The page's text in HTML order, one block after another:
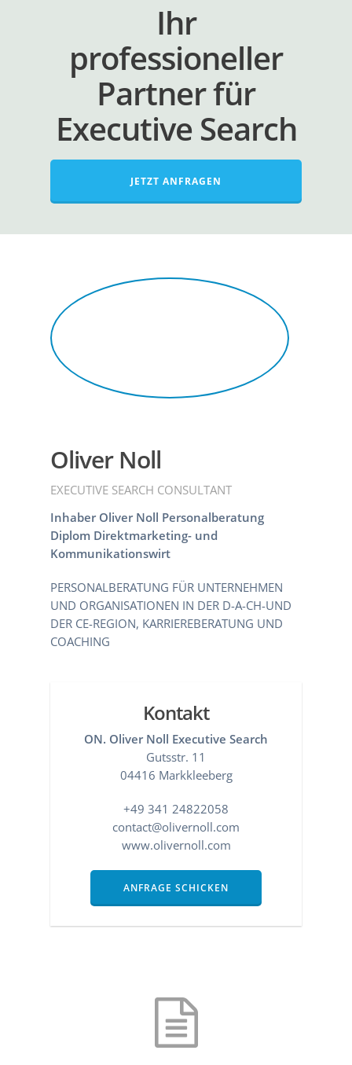
Ihr
professioneller
Partner für
Executive Search
JETZT ANFRAGEN
Oliver Noll
EXECUTIVE SEARCH CONSULTANT
Inhaber Oliver Noll Personalberatung
Diplom Direktmarketing- und
Kommunikationswirt
PERSONALBERATUNG FÜR UNTERNEHMEN
UND ORGANISATIONEN IN DER D-A-CH-UND
DER CE-REGION, KARRIEREBERATUNG UND
COACHING
Kontakt
ON. Oliver Noll Executive Search
Gutsstr. 11
04416 Markkleeberg
+49 341 24822058
contact@olivernoll.com
www.olivernoll.com
ANFRAGE SCHICKEN